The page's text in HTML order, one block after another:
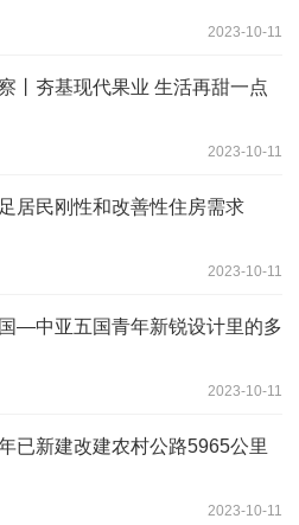
2023-10-11
丨夯基现代果业 生活再甜一点
2023-10-11
居民刚性和改善性住房需求
2023-10-11
—中亚五国青年新锐设计里的多
2023-10-11
已新建改建农村公路5965公里
2023-10-11